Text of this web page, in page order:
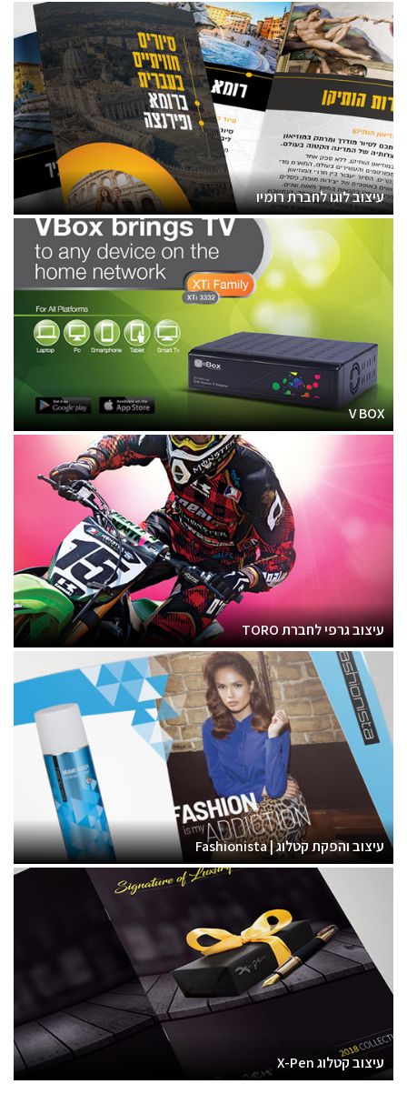
עיצוב לוגו לחברת רומיו
V BOX
עיצוב גרפי לחברת TORO
עיצוב והפקת קטלוג | Fashionista
עיצוב קטלוג X-Pen